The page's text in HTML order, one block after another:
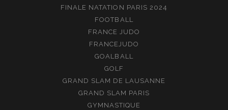
FINALE NATATION PARIS 2024
FOOTBALL
FRANCE JUDO
FRANCEJUDO
GOALBALL
GOLF
GRAND SLAM DE LAUSANNE
GRAND SLAM PARIS
GYMNASTIQUE